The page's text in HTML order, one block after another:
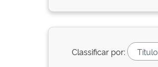
Classificar por: